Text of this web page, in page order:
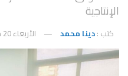
الإنتاجية
كتب :دينا محمد الأربعاء 20 مايو 2026